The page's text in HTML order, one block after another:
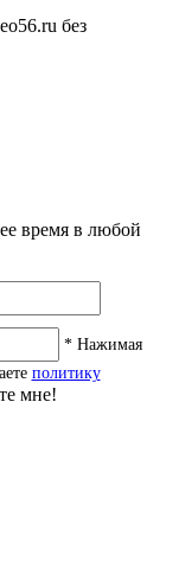
без
время в любой
* Нажимая
политику
мне!